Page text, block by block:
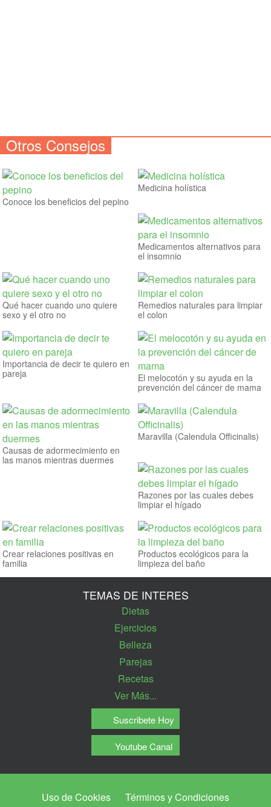
Otros Consejos
Conoce los beneficios del pepino
Medicina holística
Medicamentos alternativos para
el insomnio
Qué hacer cuando uno quiere
sexo y el otro no
Remedios naturales para limpiar
el colon
Importancia de decir te quiero en
pareja
El melocotón y su ayuda en la
prevención del cáncer de mama
Causas de adormecimiento en
las manos mientras duermes
Maravilla (Calendula Officinalis)
Razones por las cuales debes
limpiar el hígado
Crear relaciones positivas en
familia
Productos ecológicos para la
limpieza del baño
TEMAS DE INTERES
Dietas
Ejercicios
Belleza
Parejas
Recetas
Ver Más...
Suscribete Hoy
Youtube Canal
Uso de Cookies Términos y Condiciones